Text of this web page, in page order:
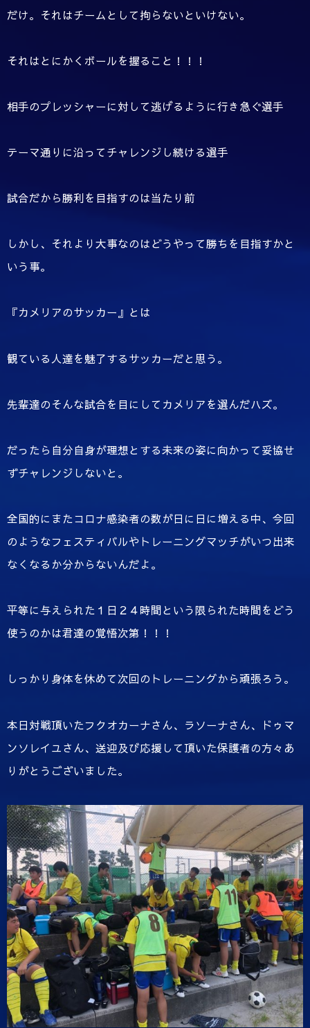
だけ。それはチームとして拘らないといけない。
それはとにかくボールを握ること！！！
相手のプレッシャーに対して逃げるように行き急ぐ選手
テーマ通りに沿ってチャレンジし続ける選手
試合だから勝利を目指すのは当たり前
しかし、それより大事なのはどうやって勝ちを目指すかと
いう事。
『カメリアのサッカー』とは
観ている人達を魅了するサッカーだと思う。
先輩達のそんな試合を目にしてカメリアを選んだハズ。
だったら自分自身が理想とする未来の姿に向かって妥協せ
ずチャレンジしないと。
全国的にまたコロナ感染者の数が日に日に増える中、今回
のようなフェスティバルやトレーニングマッチがいつ出来
なくなるか分からないんだよ。
平等に与えられた１日２４時間という限られた時間をどう
使うのかは君達の覚悟次第！！！
しっかり身体を休めて次回のトレーニングから頑張ろう。
本日対戦頂いたフクオカーナさん、ラソーナさん、ドゥマ
ンソレイユさん、送迎及び応援して頂いた保護者の方々あ
りがとうございました。